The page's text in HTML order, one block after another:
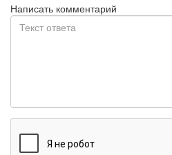
Написать комментарий